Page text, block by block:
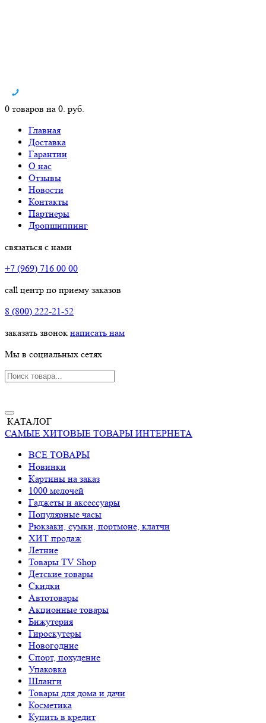
0 товаров на 0. руб.
Главная
Доставка
Гарантии
О нас
Отзывы
Новости
Контакты
Партнеры
Дропшиппинг
связаться с нами
+7 (969) 716 00 00
call центр по приему заказов
8 (800) 222-21-52
заказать звонок написать нам
Мы в социальных сетях
КАТАЛОГ
САМЫЕ ХИТОВЫЕ ТОВАРЫ ИНТЕРНЕТА
ВСЕ ТОВАРЫ
Новинки
Картины на заказ
1000 мелочей
Гаджеты и аксессуары
Популярные часы
Рюкзаки, сумки, портмоне, клатчи
ХИТ продаж
Летние
Товары TV Shop
Детские товары
Cкидки
Автотовары
Акционные товары
Бижутерия
Гироскутеры
Новогодние
Спорт, похудение
Упаковка
Шланги
Товары для дома и дачи
Косметика
Купить в кредит